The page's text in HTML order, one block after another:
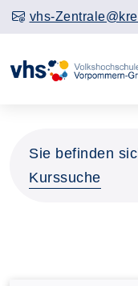
vhs-
Sie befinden
Kurssuche